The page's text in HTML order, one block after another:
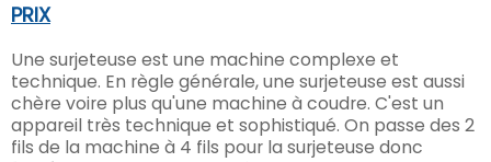
PRIX
Une surjeteuse est une machine complexe et
technique. En règle générale,une surjeteuse est aussi
chère voire plus qu'une machine à coudre. C'est un
appareil très technique et sophistiqué. On passe des 2
fils de la machine à 4 fils pour la surjeteuse donc